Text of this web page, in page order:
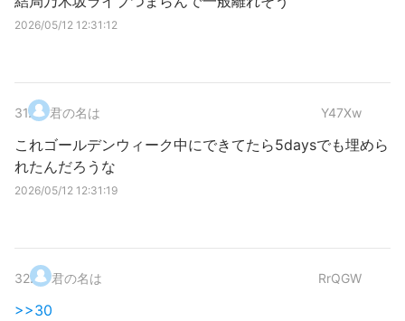
2026/05/12 12:31:12
31. 君の名は Y47Xw
これゴールデンウィーク中にできてたら5daysでも埋めら
れたんだろうな
2026/05/12 12:31:19
32. 君の名は RrQGW
>>30